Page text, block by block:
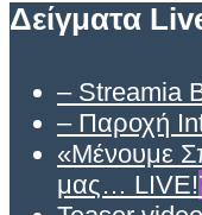
Δείγματα
– Streamia
– Παροχή
«Μένουμε
μας… LIVE!